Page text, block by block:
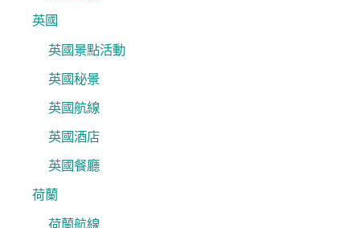
英國
英國景點活動
英國秘景
英國航線
英國酒店
英國餐廳
荷蘭
荷蘭航線